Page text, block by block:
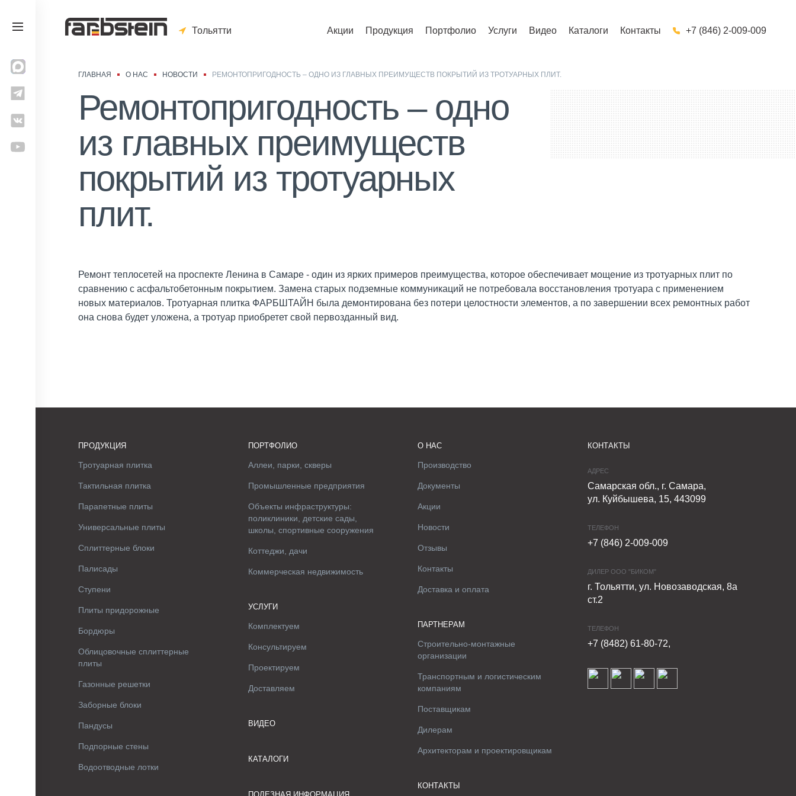
Тольятти Акции Продукция Портфолио Услуги Видео Каталоги Контакты +7 (846) 2-009-009
ГЛАВНАЯ О НАС НОВОСТИ РЕМОНТОПРИГОДНОСТЬ – ОДНО ИЗ ГЛАВНЫХ ПРЕИМУЩЕСТВ ПОКРЫТИЙ ИЗ ТРОТУАРНЫХ ПЛИТ.
Ремонтопригодность – одно
из главных преимуществ
покрытий из тротуарных
плит.
Ремонт теплосетей на проспекте Ленина в Самаре - один из ярких примеров преимущества, которое обеспечивает мощение из тротуарных плит по
сравнению с асфальтобетонным покрытием. Замена старых подземные коммуникаций не потребовала восстановления тротуара с применением
новых материалов. Тротуарная плитка ФАРБШТАЙН была демонтирована без потери целостности элементов, а по завершении всех ремонтных работ
она снова будет уложена, а тротуар приобретет свой первозданный вид.
ПРОДУКЦИЯ
Тротуарная плитка
Тактильная плитка
Парапетные плиты
Универсальные плиты
Сплиттерные блоки
Палисады
Ступени
Плиты придорожные
Бордюры
Облицовочные сплиттерные
плиты
Газонные решетки
Заборные блоки
Пандусы
Подпорные стены
Водоотводные лотки
ПОРТФОЛИО
Аллеи, парки, скверы
Промышленные предприятия
Объекты инфраструктуры:
поликлиники, детские сады,
школы, спортивные сооружения
Коттеджи, дачи
Коммерческая недвижимость
УСЛУГИ
Комплектуем
Консультируем
Проектируем
Доставляем
ВИДЕО
КАТАЛОГИ
О НАС
Производство
Документы
Акции
Новости
Отзывы
Контакты
Доставка и оплата
ПАРТНЕРАМ
Строительно-монтажные
организации
Транспортным и логистическим
компаниям
Поставщикам
Дилерам
Архитекторам и проектировщикам
КОНТАКТЫ
КОНТАКТЫ
АДРЕС
Самарская обл., г. Самара,
ул. Куйбышева, 15, 443099
ТЕЛЕФОН
+7 (846) 2-009-009
ДИЛЕР ООО "БИКОМ"
г. Тольятти, ул. Новозаводская, 8а
ст.2
ТЕЛЕФОН
+7 (8482) 61-80-72,